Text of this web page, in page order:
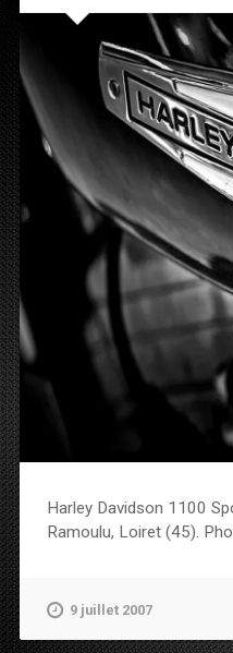
Harley Davidson 1100
Ramoulu, Loiret (45).
9 juillet 2007